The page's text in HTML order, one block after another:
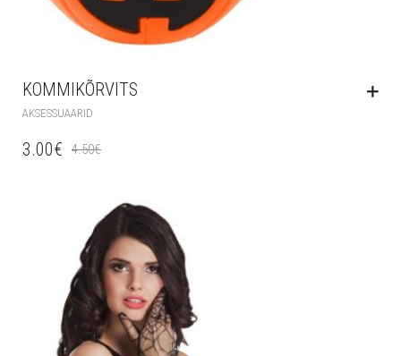
KOMMIKÕRVITS
AKSESSUAARID
4.50€
3.00€